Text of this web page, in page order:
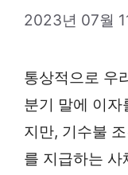
2023년 07월
통상적으로 우
분기 말에 이
지만, 기수불
를 지급하는